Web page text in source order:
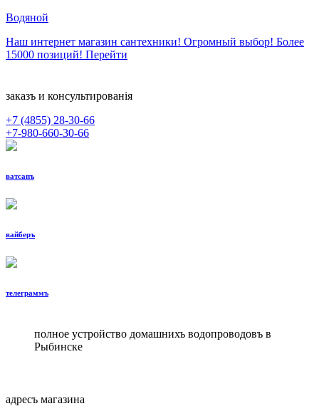
Водяной
Наш интернет магазин сантехники! Огромный выбор! Более
15000 позиций! Перейти
заказъ и консультированiя
+7 (4855) 28-30-66
+7-980-660-30-66
ватсапъ
вайберъ
телеграммъ
полное устройство домашнихъ водопроводовъ в
Рыбинске
адресъ магазина